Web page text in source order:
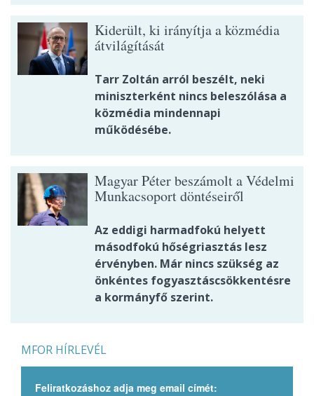
Kiderült, ki irányítja a közmédia
átvilágítását
Tarr Zoltán arról beszélt, neki
miniszterként nincs beleszólása a
közmédia mindennapi
működésébe.
Magyar Péter beszámolt a Védelmi
Munkacsoport döntéseiről
Az eddigi harmadfokú helyett
másodfokú hőségriasztás lesz
érvényben. Már nincs szükség az
önkéntes fogyasztáscsökkentésre
a kormányfő szerint.
MFOR HÍRLEVÉL
Feliratkozáshoz adja meg email címét: